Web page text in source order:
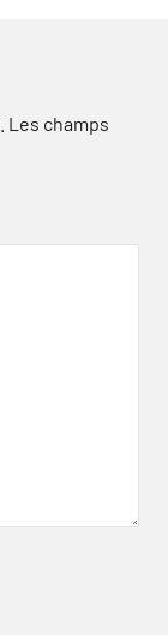
Les champs